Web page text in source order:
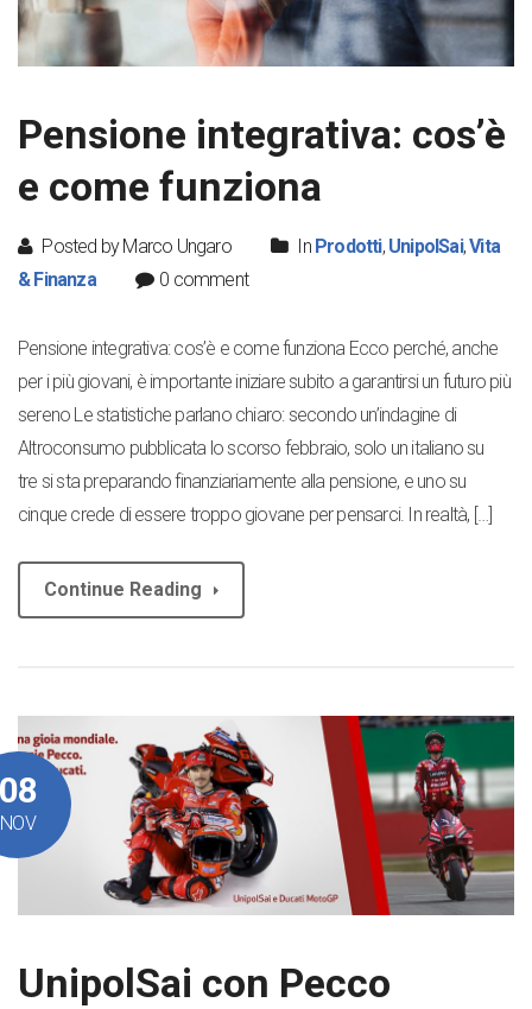
Pensione integrativa: cos’è
e come funziona
Posted by Marco Ungaro In Prodotti, UnipolSai,Vita
& Finanza
0 comment
Pensione integrativa: cos’è e come funziona Ecco perché, anche
per i più giovani, è importante iniziare subito a garantirsi un futuro più
sereno Le statistiche parlano chiaro: secondo un’indagine di
Altroconsumo pubblicata lo scorso febbraio, solo un italiano su
tre si sta preparando finanziariamente alla pensione, e uno su
cinque crede di essere troppo giovane per pensarci. In realtà, […]
Continue Reading
NOV
UnipolSai con Pecco